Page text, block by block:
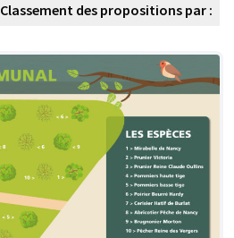
Classement des propositions par :